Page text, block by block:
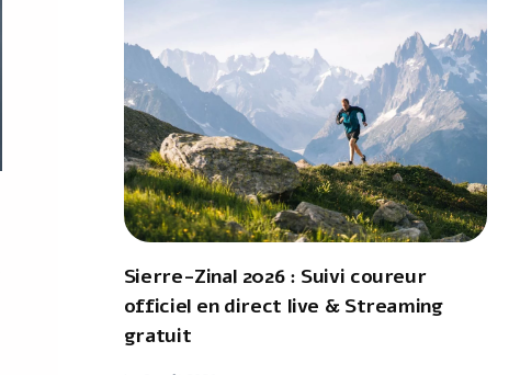
Sierre-Zinal 2026 : Suivi coureur
officiel en direct live & Streaming
gratuit